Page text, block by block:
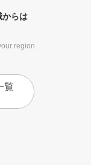
からは
region.
覧